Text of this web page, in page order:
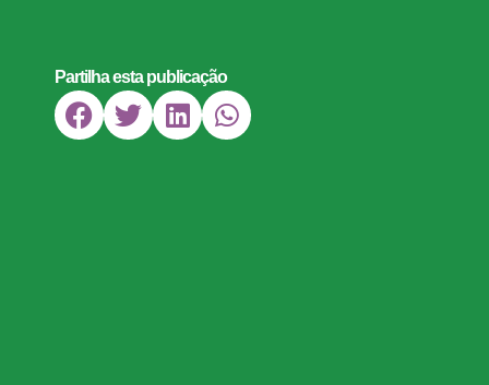
Partilha esta publicação